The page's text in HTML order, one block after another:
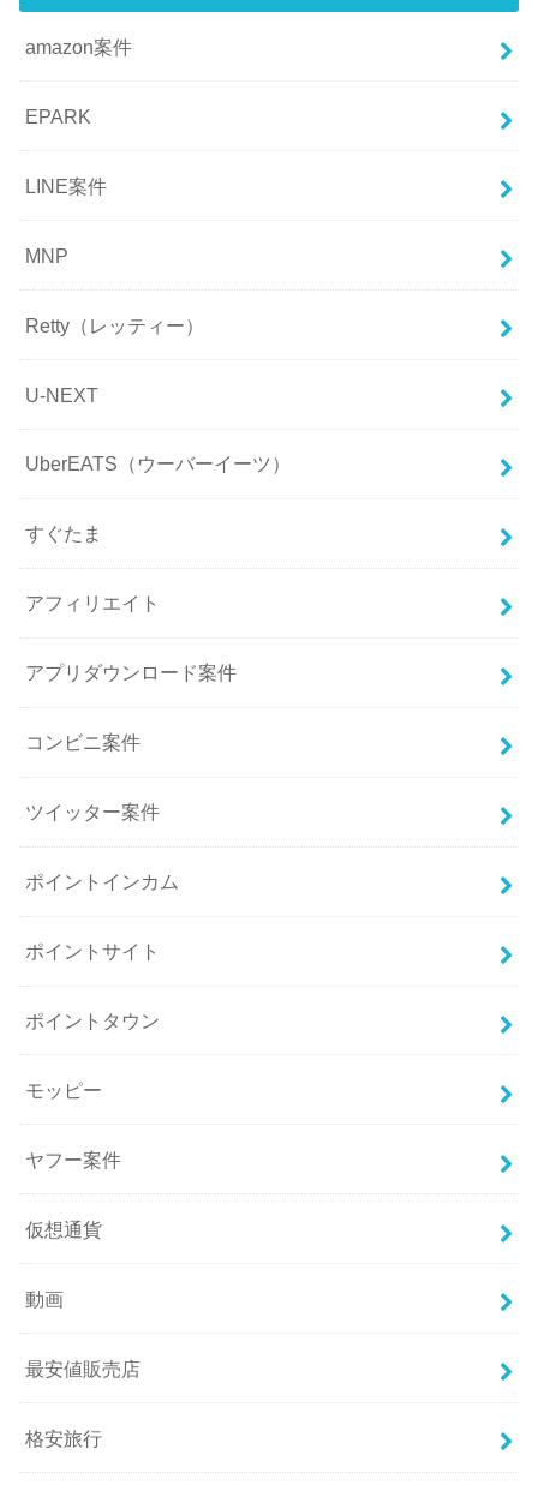
amazon案件
EPARK
LINE案件
MNP
Retty（レッティー）
U-NEXT
UberEATS（ウーバーイーツ）
すぐたま
アフィリエイト
アプリダウンロード案件
コンビニ案件
ツイッター案件
ポイントインカム
ポイントサイト
ポイントタウン
モッピー
ヤフー案件
仮想通貨
動画
最安値販売店
格安旅行